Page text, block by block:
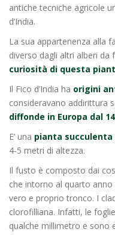
antiche tecniche agricole
d’India.
La sua appartenenza alla
diverso dagli altri alberi da
curiosità di questa
Il Fico d’India ha origini
consideravano addirittura
diffonde in Europa dal
E’ una pianta
4-5 metri di altezza.
Il fusto è composto dai
che intorno al quarto anno
vero e proprio tronco. I
clorofilliana. Infatti, le
qualche millimetro e sono